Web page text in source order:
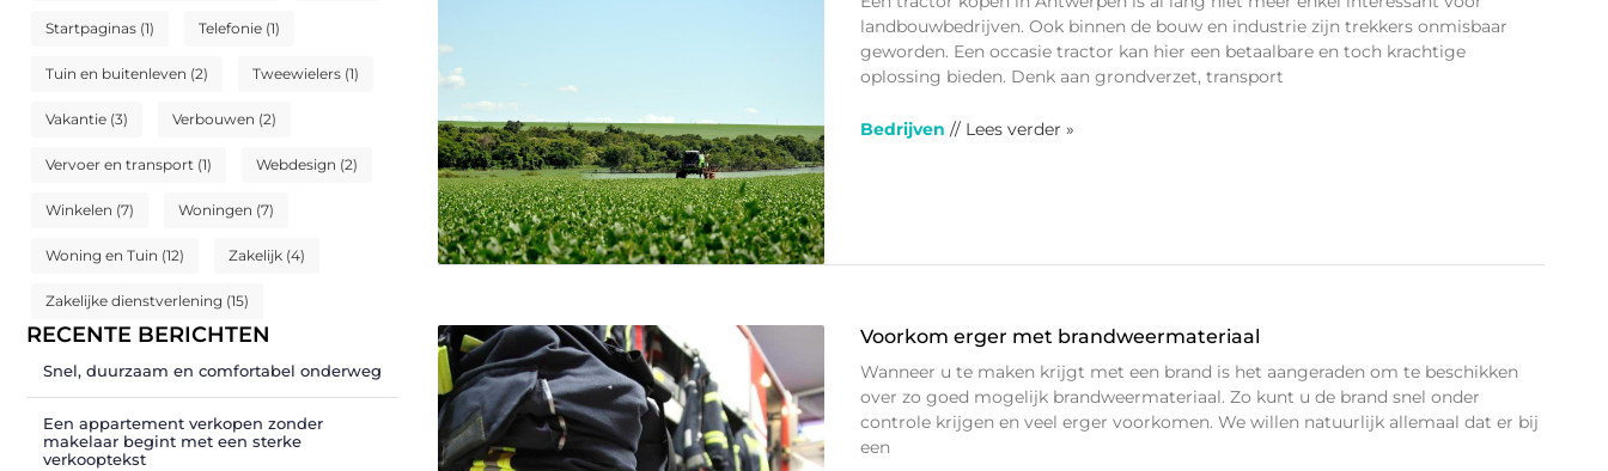
Startpaginas (1) Telefonie (1)
Tuin en buitenleven (2) Tweewielers (1)
Vakantie (3) Verbouwen (2)
Vervoer en transport (1) Webdesign (2)
Winkelen (7) Woningen (7)
Woning en Tuin (12) Zakelijk (4)
Zakelijke dienstverlening (15)
RECENTE BERICHTEN
Snel, duurzaam en comfortabel onderweg
Een appartement verkopen zonder
makelaar begint met een sterke
verkooptekst
landbouwbedrijven. Ook binnen de bouw en industrie zijn trekkers onmisbaar
geworden. Een occasie tractor kan hier een betaalbare en toch krachtige
oplossing bieden. Denk aan grondverzet, transport
Bedrijven // Lees verder »
Voorkom erger met brandweermateriaal
Wanneer u te maken krijgt met een brand is het aangeraden om te beschikken
over zo goed mogelijk brandweermateriaal. Zo kunt u de brand snel onder
controle krijgen en veel erger voorkomen. We willen natuurlijk allemaal dat er bij
een